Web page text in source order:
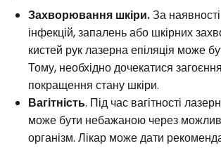
Захворювання шкіри.За
інфекцій, запалень або шкірних
кистей рук лазерна епіляція може
Тому, необхідно дочекатися
покращення стану шкіри.
Вагітність. Під час вагітності
може бути небажаною через
організм. Лікар може дати